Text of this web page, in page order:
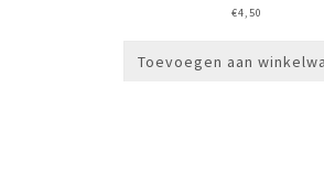
€4,50
Toevoegen aan